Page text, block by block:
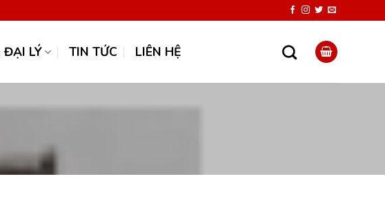
ĐẠI LÝ TIN TỨC LIÊN HỆ